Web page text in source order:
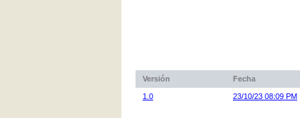
Versión Fecha
1.0 23/10/23 08:09 PM